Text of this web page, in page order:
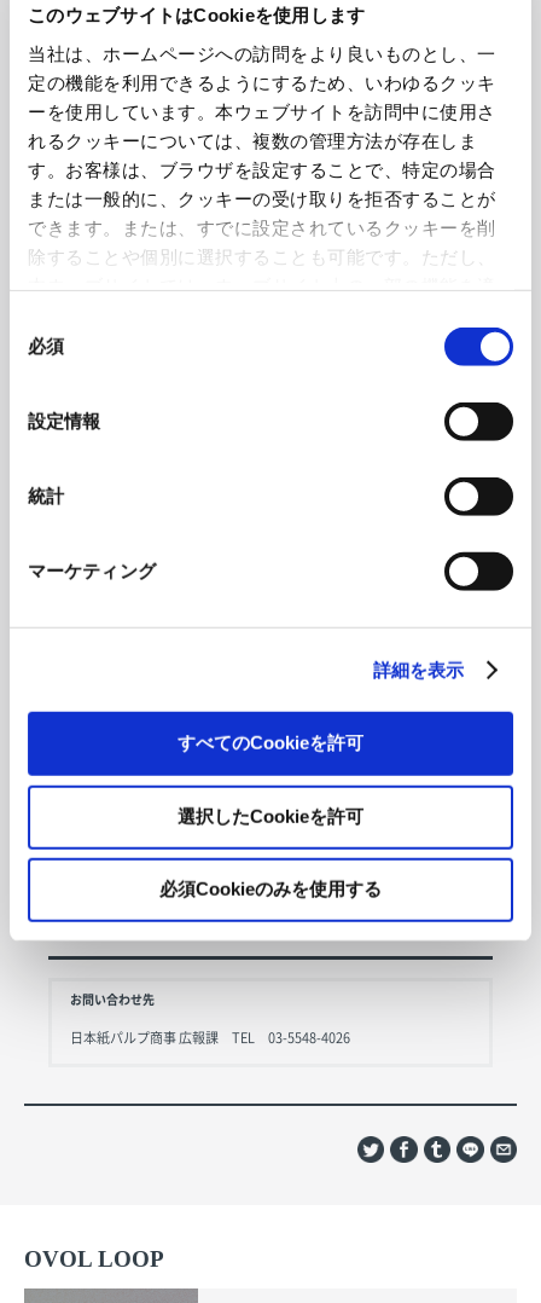
このウェブサイトはCookieを使用します
当社は、ホームページへの訪問をより良いものとし、一
定の機能を利用できるようにするため、いわゆるクッキ
ーを使用しています。本ウェブサイトを訪問中に使用さ
れるクッキーについては、複数の管理方法が存在しま
す。お客様は、ブラウザを設定することで、特定の場合
または一般的に、クッキーの受け取りを拒否することが
できます。または、すでに設定されているクッキーを削
除することや個別に選択することも可能です。ただし、
いるので、ご注意ください。これらのクッキーが受け入
れられない場合、本ウェブサイトの機能が制限される場
必須
設定情報
統計
マーケティング
詳細を表示
すべてのCookieを許可
選択したCookieを許可
必須Cookieのみを使用する
同じような使用法の道具には、金属やプラスチック、ゴムなどを加工して網状にし
たり、凹凸をつけたマットなどがある。しかし、タイヤが回転したときに思わぬ方
向に飛ぶことがあるため、重量のある金属では不安が残るし、プラスチックは割れ
やすく、またゴムマットは滑りやすく性能が劣るといった難点がある。
「その点、紙製のスグラは滑りにくく、軽いので女性が一人でも手軽に扱えます。
試作時にはさまざまな車種の乗用車で実験しましたが、そのすべてでスタックから
の脱出に成功しました。また、紙製ですが、使い捨てではなく繰り返し使うことも
できますし、万一どこかに飛んでしまって回収できなくても、土に返る素材なので
ゴミになりにくいんです」と、開発にあたった同社営業部の田澤広之さんは語る。
に、人通りのない雪道でタイヤをとられ、立ち往生した苦い思い出があるという。
いざ市場に出してみたところ、こうした便利な製品のニーズは高く、出荷される数
量は年を追うごとに増え続けている。ホームセンターや生協などで個人が購入する
「雪道の不安をやわらげる保険のようなものでしょうね」と、田澤さんは笑う。
は多い。現在は欧州での販売も検討中だが、他素材の製品と比べて軽いため、輸出
このコラムに掲載されている文章、画像の転用・複製は
お断りしています。
なお、当ウェブサイト全体のご利用については、
告なしに変更される可能性もありますので、あらかじめ
ご了承ください
お問い合わせ先
日本紙パルプ商事 広報課 TEL 03-5548-4026
OVOL LOOP